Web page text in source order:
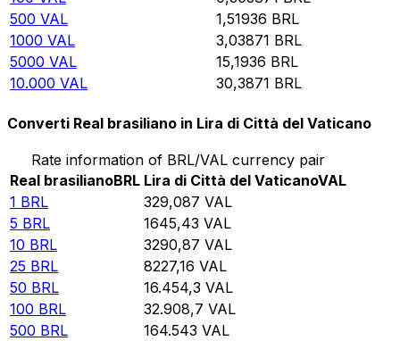
500 VAL 1,51936 BRL
1000 VAL 3,03871 BRL
5000 VAL 15,1936 BRL
10.000 VAL 30,3871 BRL
Converti Real brasiliano in Lira di Città del Vaticano
Rate information of BRL/VAL currency pair
Real brasilianoBRL Lira di Città del VaticanoVAL
1 BRL 329,087 VAL
5 BRL 1645,43 VAL
10 BRL 3290,87 VAL
25 BRL 8227,16 VAL
50 BRL 16.454,3 VAL
100 BRL 32.908,7 VAL
500 BRL 164.543 VAL